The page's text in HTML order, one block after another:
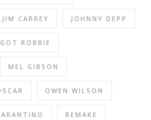
JIM CARREY JOHNNY DEPP
ROBBIE
MEL GIBSON
OWEN WILSON
REMAKE